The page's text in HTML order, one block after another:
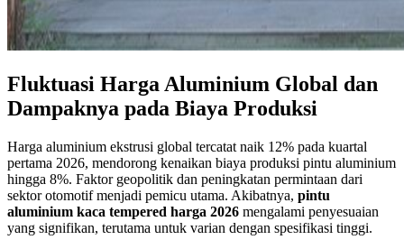
Fluktuasi Harga Aluminium Global dan
Dampaknya pada Biaya Produksi
Harga aluminium ekstrusi global tercatat naik 12% pada kuartal
pertama 2026, mendorong kenaikan biaya produksi pintu aluminium
hingga 8%. Faktor geopolitik dan peningkatan permintaan dari
sektor otomotif menjadi pemicu utama. Akibatnya, pintu
aluminium kaca tempered harga 2026 mengalami penyesuaian
yang signifikan, terutama untuk varian dengan spesifikasi tinggi.